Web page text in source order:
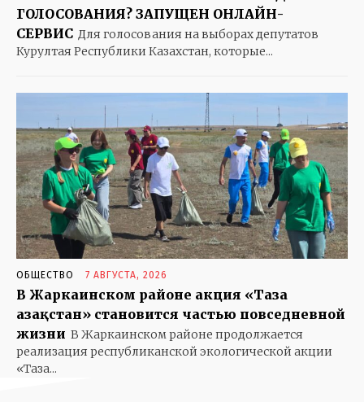
ГОЛОСОВАНИЯ? ЗАПУЩЕН ОНЛАЙН-
СЕРВИС Для голосования на выборах депутатов
Курултая Республики Казахстан, которые...
ОБЩЕСТВО 7 АВГУСТА, 2026
В Жаркаинском районе акция «Таза
Қазақстан» становится частью повседневной
жизни В Жаркаинском районе продолжается
реализация республиканской экологической акции
«Таза...